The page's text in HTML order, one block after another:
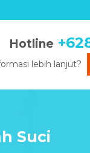
Hotline
lebih lanjut?
Suci